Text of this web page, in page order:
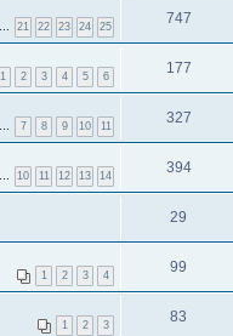
21 22 23 24 25 747
1 2 3 4 5 6 177
7 8 9 10 11 327
10 11 12 13 14 394
29
1 2 3 4 99
1 2 3 83